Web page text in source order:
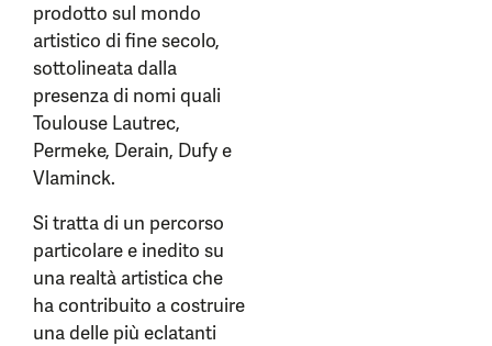
prodotto sul mondo
artistico di fine secolo,
sottolineata dalla
presenza di nomi quali
Toulouse Lautrec,
Permeke, Derain, Dufy e
Vlaminck.
Si tratta di un percorso
particolare e inedito su
una realtà artistica che
ha contribuito a costruire
una delle più eclatanti